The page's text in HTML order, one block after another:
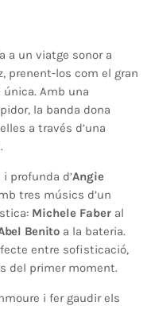
a un viatge sonor a
prenent-los com el gran
única. Amb una
la banda dona
a través d’una
.
profunda d’Angie
tres músics d’un
Michele Faber al
Benitoa la bateria.
entre sofisticació,
del primer moment.
i fer gaudir els